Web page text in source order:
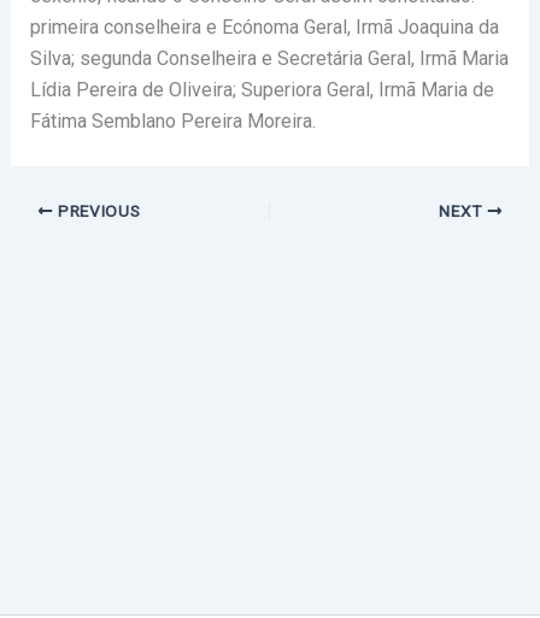
primeira conselheira e Ecónoma Geral, Irmã Joaquina da
Silva; segunda Conselheira e Secretária Geral, Irmã Maria
Lídia Pereira de Oliveira; Superiora Geral, Irmã Maria de
Fátima Semblano Pereira Moreira.
PREVIOUS NEXT